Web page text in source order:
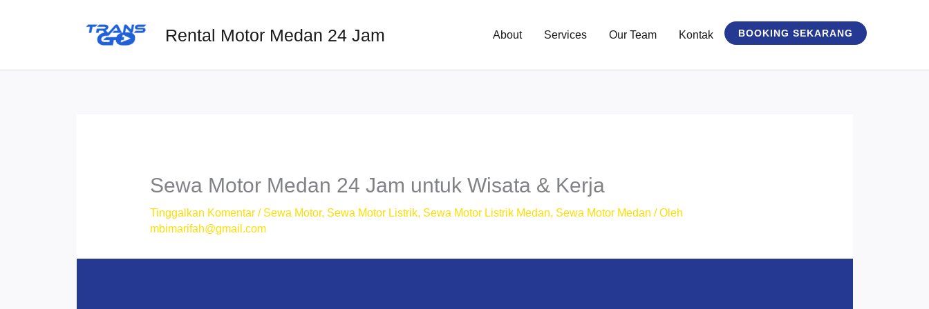
Rental Motor Medan 24 Jam About Services Our Team Kontak BOOKING SEKARANG
Sewa Motor Medan 24 Jam untuk Wisata & Kerja
Tinggalkan Komentar / Sewa Motor, Sewa Motor Listrik, Sewa Motor Listrik Medan, Sewa Motor Medan / Oleh
mbimarifah@gmail.com